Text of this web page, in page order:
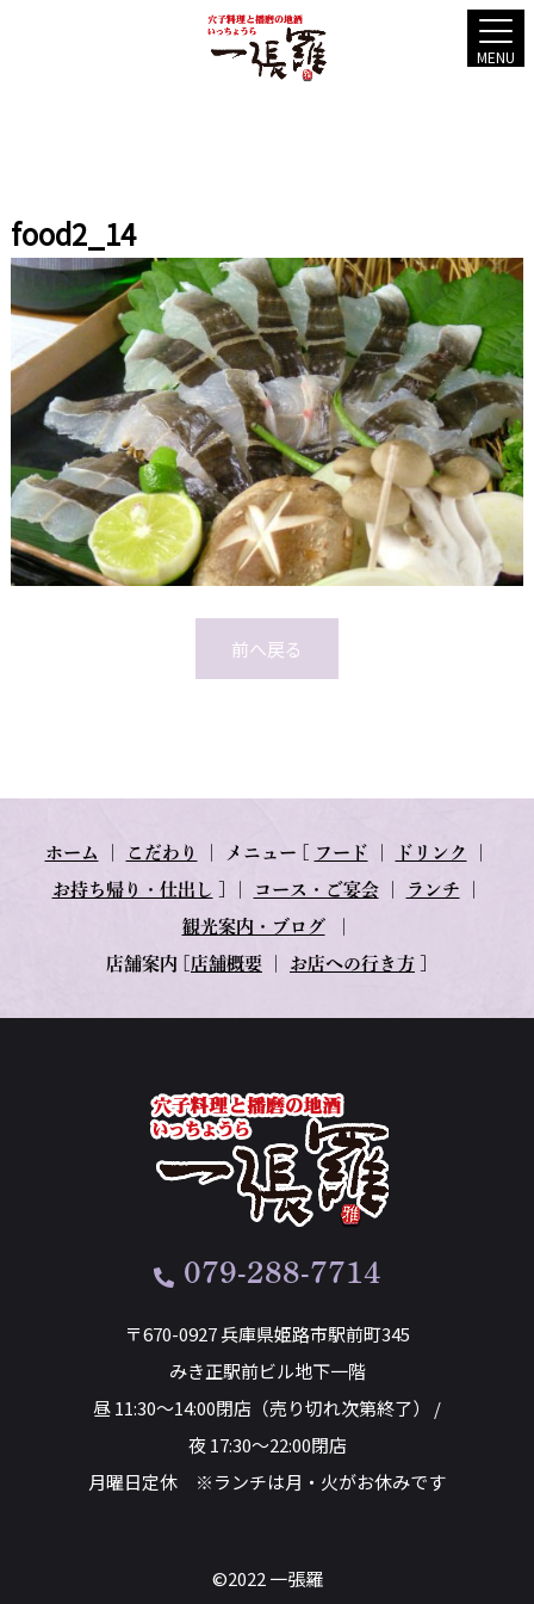
MENU
food2_14
前へ戻る
ホーム こだわり メニュー フード ドリンク
お持ち帰り・仕出し コース・ご宴会｜ ランチ
観光案内・ブログ｜
店舗案内 店舗概要 お店への行き方
079-288-7714
〒670-0927 兵庫県姫路市駅前町345
みき正駅前ビル地下一階
昼 11:30～14:00閉店（売り切れ次第終了） /
夜 17:30～22:00閉店
月曜日定休 ※ランチは月・火がお休みです
©2022 一張羅